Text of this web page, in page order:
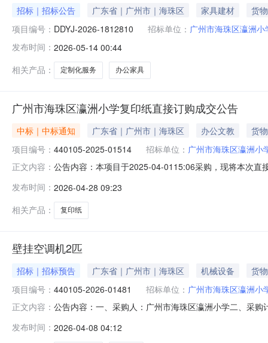
招标｜招标公告 广东省｜广州市｜海珠区 家具建材
货物
项目编号： DDYJ-2026-1812810 招标单位： 广州市海珠区瀛洲小
发布时间： 2026-05-14 00:44
相关产品：
定制化服务 办公家具
广州市海珠区瀛洲小学复印纸直接订购成交公告
中标｜中标通知 广东省｜广州市｜海珠区 办公文教
货物
项目编号： 440105-2025-01514 招标单位： 广州市海珠区瀛洲小
正文内容： 公告内容：本项目于2025-04-0115:06采购，现将本次
鸟,知音鸟80克A4复印纸10包/箱500张/包（单价元/箱）
发布时间： 2026-04-28 09:23
相关产品：
复印纸
壁挂空调机2匹
招标｜招标预告 广东省｜广州市｜海珠区 机械设备
货物
项目编号： 440105-2026-01481 招标单位： 广州市海珠区瀛洲小
正文内容： 公告内容：一、采购人：广州市海珠区瀛洲小学二、采
发布时间： 2026-04-08 04:12